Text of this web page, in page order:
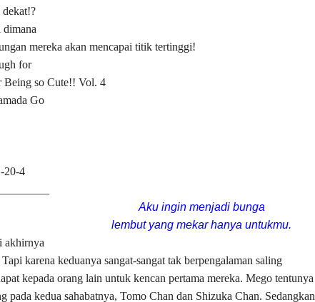
mereka akan mencapai titik tertinggi!
for
Being so Cute!! Vol. 4
Go
20-4
Aku ingin menjadi bunga
lembut yang mekar hanya untukmu.
akhirnya
karena keduanya sangat-sangat tak berpengalaman saling
kepada orang lain untuk kencan pertama mereka. Mego tentunya
pada kedua sahabatnya, Tomo Chan dan Shizuka Chan.